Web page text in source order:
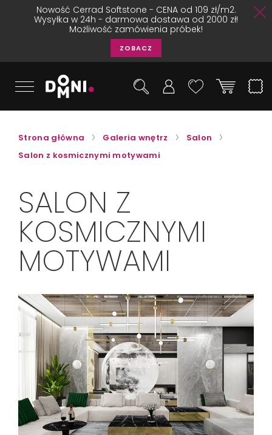
Nowość Cerrad Softstone - CENA od 109 zł/m2.
Wysyłka w 24h - darmowa dostawa od 2000 zł!
Możliwość zamówienia próbek!
ZOBACZ
Strona główna Galeria wnętrz
Salon
Salon z kosmicznymi motywami
SALON Z
KOSMICZNYMI
MOTYWAMI